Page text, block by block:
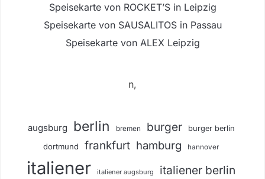
Speisekarte von ROCKET’S in Leipzig
Speisekarte von SAUSALITOS in Passau
Speisekarte von ALEX Leipzig
n,
augsburg berlin bremen burger burger berlin
dortmund frankfurt hamburg hannover
italiener italiener augsburg italiener berlin